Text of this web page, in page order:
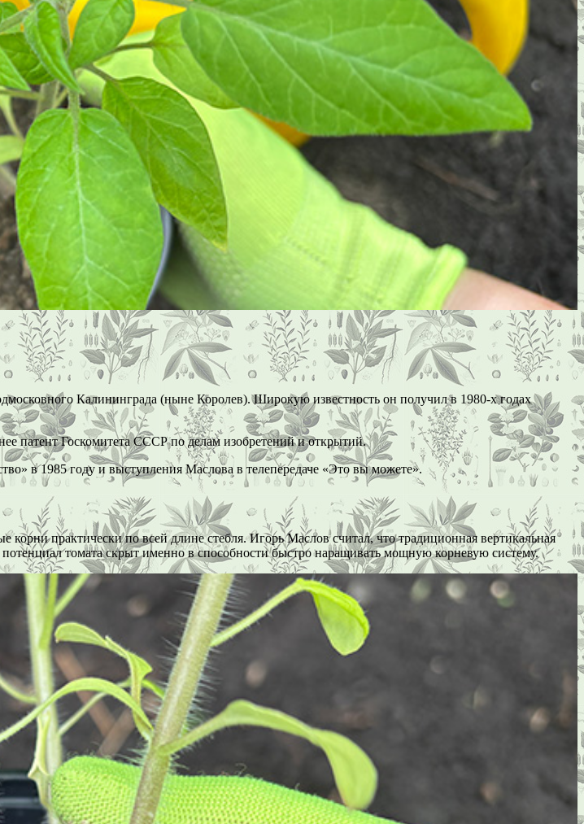
Калининграда (ныне Королев). Широкую известность он получил в 1980-х годах
патент Госкомитета СССР по делам изобретений и открытий.
в 1985 году и выступления Маслова в телепередаче «Это вы можете».
корни практически по всей длине стебля. Игорь Маслов считал, что традиционная вертикальная
томата скрыт именно в способности быстро наращивать мощную корневую систему.